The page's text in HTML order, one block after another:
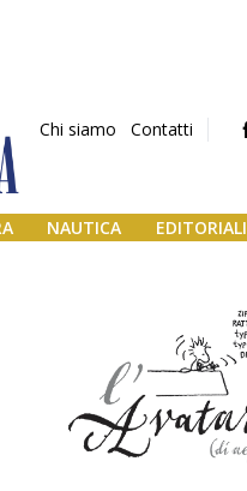
Chi siamo Contatti
NAUTICA EDITORIALI